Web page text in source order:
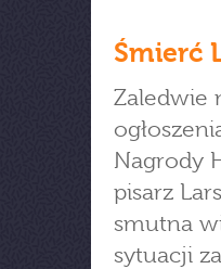
Śmierć
Zaledwie
Nagrody
pisarz
smutna
sytuacji